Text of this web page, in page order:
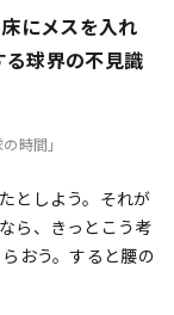
にメスを入れ
球界の不見識
時間」
としよう。それが
ら、きっとこう考
おう。すると腰の